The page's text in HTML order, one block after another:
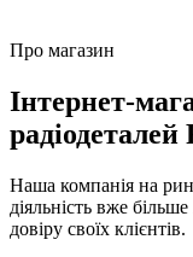
Про магазин
Інтернет-
радіодеталей
Наша компанія на
діяльність вже
довіру своїх клієнтів.